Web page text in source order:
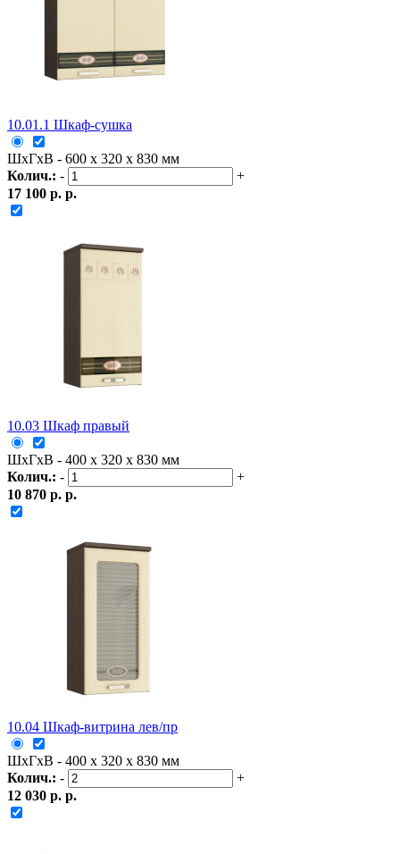
10.01.1 Шкаф-сушка
ШxГxВ - 600 x 320 x 830 мм
Колич.: -
+
17 100 р. р.
10.03 Шкаф правый
ШxГxВ - 400 x 320 x 830 мм
Колич.: -
+
10 870 р. р.
10.04 Шкаф-витрина лев/пр
ШxГxВ - 400 x 320 x 830 мм
Колич.: -
+
12 030 р. р.